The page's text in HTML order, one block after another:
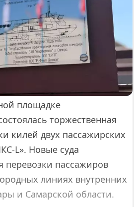
площадке
торжественная
килей двух пассажирских
L». Новые суда
перевозки пассажиров
линиях внутренних
и Самарской области.